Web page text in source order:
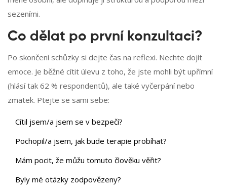
sezeními.
Co dělat po první konzultaci?
Po skončení schůzky si dejte čas na reflexi. Nechte dojít
emoce. Je běžné cítit úlevu z toho, že jste mohli být upřímní
(hlásí tak 62 % respondentů), ale také vyčerpání nebo
zmatek. Ptejte se sami sebe:
Cítil jsem/a jsem se v bezpečí?
Pochopil/a jsem, jak bude terapie probíhat?
Mám pocit, že můžu tomuto člověku věřit?
Byly mé otázky zodpovězeny?